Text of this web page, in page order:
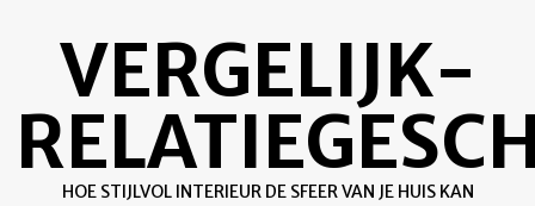
VERGELIJK-
HOE STIJLVOL INTERIEUR DE SFEER VAN JE HUIS KAN